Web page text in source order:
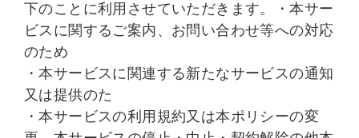
下のことに利用させていただきます。・本サー
ビスに関するご案内、お問い合わせ等への対応
のため
・本サービスに関連する新たなサービスの通知
又は提供のた
・本サービスの利用規約又は本ポリシーの変